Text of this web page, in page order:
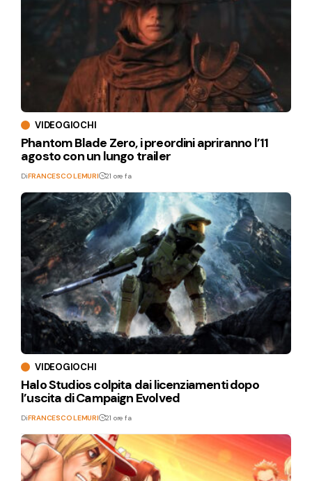
VIDEOGIOCHI
Phantom Blade Zero, i preordini apriranno l’11
agosto con un lungo trailer
DiFRANCESCO LEMURI 21 ore fa
VIDEOGIOCHI
Halo Studios colpita dai licenziamenti dopo
l’uscita di Campaign Evolved
DiFRANCESCO LEMURI 21 ore fa